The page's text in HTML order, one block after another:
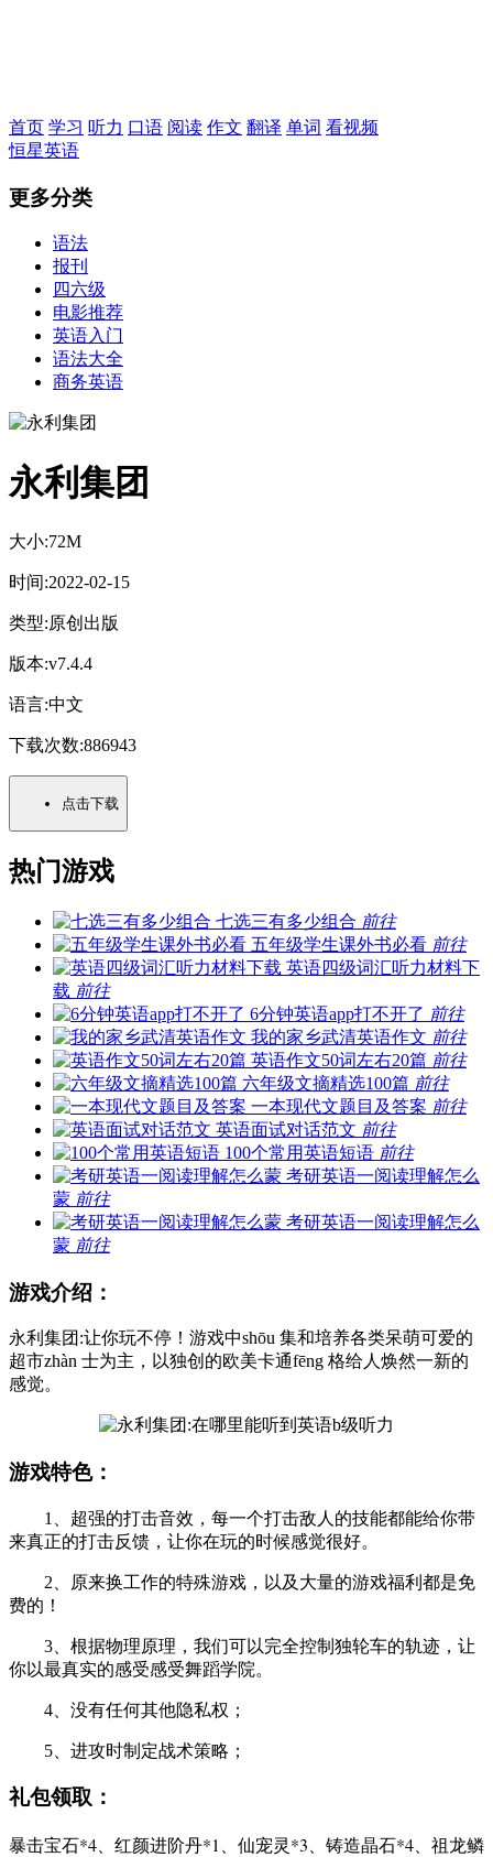
首页 学习 听力 口语 阅读 作文 翻译 单词 看视频
恒星英语
更多分类
语法
报刊
四六级
电影推荐
英语入门
语法大全
商务英语
永利集团
大小:72M
时间:2022-02-15
类型:原创出版
版本:v7.4.4
语言:中文
下载次数:886943
点击下载
热门游戏
七选三有多少组合 前往
五年级学生课外书必看 前往
英语四级词汇听力材料下
载 前往
6分钟英语app打不开了 前往
我的家乡武清英语作文 前往
英语作文50词左右20篇 前往
六年级文摘精选100篇 前往
一本现代文题目及答案 前往
英语面试对话范文 前往
100个常用英语短语 前往
考研英语一阅读理解怎么
蒙 前往
考研英语一阅读理解怎么
蒙 前往
游戏介绍：
永利集团:让你玩不停！游戏中shōu 集和培养各类呆萌可爱的
超市zhàn 士为主，以独创的欧美卡通fēng 格给人焕然一新的
感觉。
游戏特色：
1、超强的打击音效，每一个打击敌人的技能都能给你带
来真正的打击反馈，让你在玩的时候感觉很好。
2、原来换工作的特殊游戏，以及大量的游戏福利都是免
费的！
3、根据物理原理，我们可以完全控制独轮车的轨迹，让
你以最真实的感受感受舞蹈学院。
4、没有任何其他隐私权；
5、进攻时制定战术策略；
礼包领取：
暴击宝石*4、红颜进阶丹*1、仙宠灵*3、铸造晶石*4、祖龙鳞